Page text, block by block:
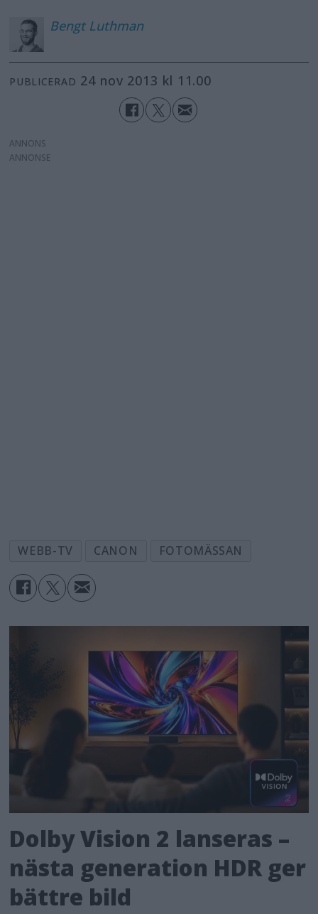
Bengt Luthman
PUBLICERAD 24 nov 2013 kl 11.00
ANNONS
WEBB-TV CANON FOTOMÄSSAN
Dolby Vision 2 lanseras –
nästa generation HDR ger
bättre bild